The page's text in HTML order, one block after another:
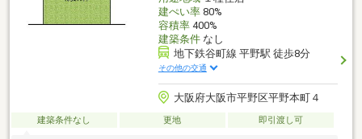
建ぺい率80%
容積率400%
建築条件なし
地下鉄谷町線 平野駅 徒歩8分
その他の交通
大阪府大阪市平野区平野本町４
建築条件なし 更地 即引渡し可